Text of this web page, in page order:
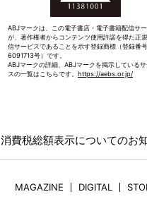
ABJマークは、この電子書店・電子書籍配信サー
が、著作権者からコンテンツ使用許諾を得た正
信サービスであることを示す登録商標（登録番
6091713号）です。
ABJマークの詳細、ABJマークを掲示している
スの一覧はこちらです。 https://aebs.or.jp/
消費税総額表示についてのお
MAGAZINE DIGITAL